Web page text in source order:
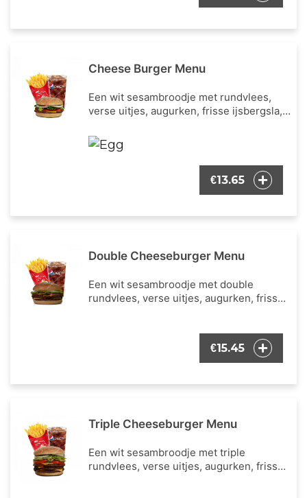
Cheese Burger Menu
Een wit sesambroodje met rundvlees,
verse uitjes, augurken, frisse ijsbergsla,
bekende burger dressing. Inclusief een
portie Franse frietjes en een frisdrank
€13.65
Double Cheeseburger Menu
Een wit sesambroodje met double
rundvlees, verse uitjes, augurken, frisse
€15.45
Triple Cheeseburger Menu
Een wit sesambroodje met triple
rundvlees, verse uitjes, augurken, frisse